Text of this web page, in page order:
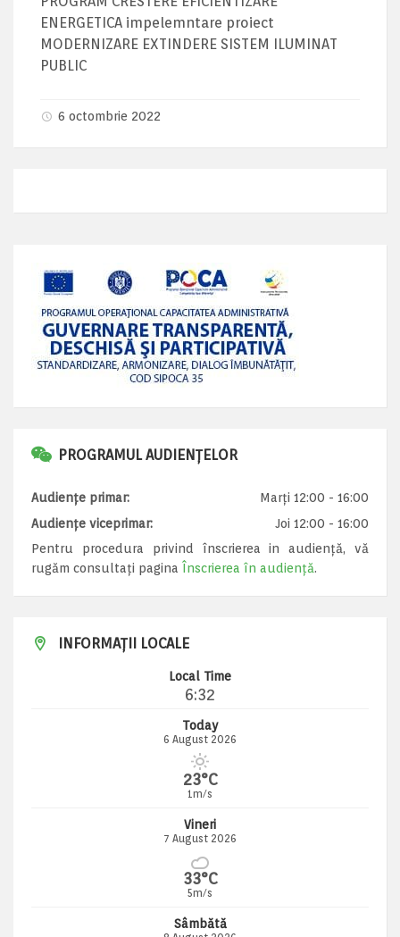
ENERGETICA impelemntare proiect
MODERNIZARE EXTINDERE SISTEM ILUMINAT
PUBLIC
6 octombrie 2022
PROGRAMUL AUDIENȚELOR
Audiențe primar:
Marți 12:00 - 16:00
Audiențe viceprimar:
Joi 12:00 - 16:00
Pentru procedura privind înscrierea in audiență, vă
rugăm consultați pagina Înscrierea în audiență.
INFORMAȚII LOCALE
Local Time
6:32
Today
6 August 2026
23°C
1m/s
Vineri
7 August 2026
33°C
5m/s
Sâmbătă